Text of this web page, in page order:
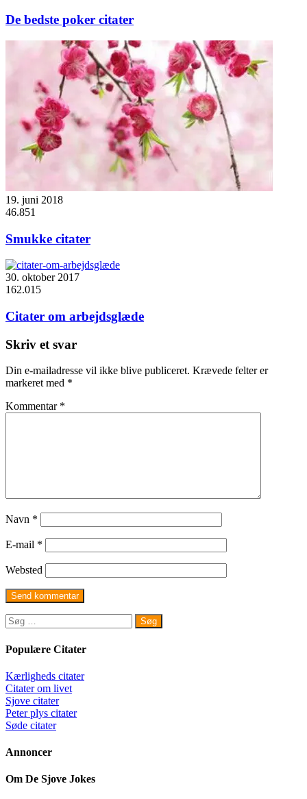
De bedste poker citater
19. juni 2018
46.851
Smukke citater
30. oktober 2017
162.015
Citater om arbejdsglæde
Skriv et svar
Din e-mailadresse vil ikke blive publiceret. Krævede felter er
markeret med *
Kommentar *
Navn *
E-mail *
Websted
Søg
efter:
Populære Citater
Kærligheds citater
Citater om livet
Sjove citater
Peter plys citater
Søde citater
Annoncer
Om De Sjove Jokes